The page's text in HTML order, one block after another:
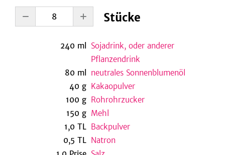
Stücke
240 ml
Sojadrink, oder anderer
Pflanzendrink
80 ml
neutrales Sonnenblumenöl
40 g Kakaopulver
100 g Rohrohrzucker
150 g Mehl
1,0 TL Backpulver
0,5 TL Natron